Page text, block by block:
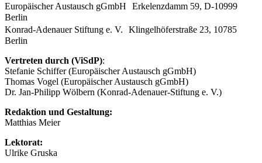
Europäischer Austausch gGmbH Erkelenzdamm 59, D-10999
Berlin
Konrad-Adenauer Stiftung e. V. Klingelhöferstraße 23, 10785
Berlin
Vertreten durch (ViSdP):
Stefanie Schiffer (Europäischer Austausch gGmbH)
Thomas Vogel (Europäischer Austausch gGmbH)
Dr. Jan-Philipp Wölbern (Konrad-Adenauer-Stiftung e. V.)
Redaktion und Gestaltung:
Matthias Meier
Lektorat:
Ulrike Gruska